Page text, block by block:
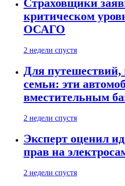
Страховщики
критическом
ОСАГО
2 недели спустя
Для
семьи: эти
вместительным
2 недели спустя
Эксперт оценил
прав на
2 недели спустя